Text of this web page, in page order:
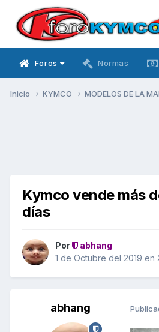
Foros Normas
Inicio KYMCO MODELOS DE LA
Kymco vende más
días
Por
abhang
1 de Octubre del 2019 en
abhang